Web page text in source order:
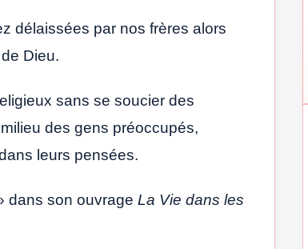
délaissées par nos frères alors
Dieu.
sans se soucier des
des gens préoccupés,
leurs pensées.
dans son ouvrage La Vie dans les